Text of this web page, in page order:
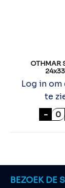
OTHMAR
Log in om
te
-
BEZOEK DE